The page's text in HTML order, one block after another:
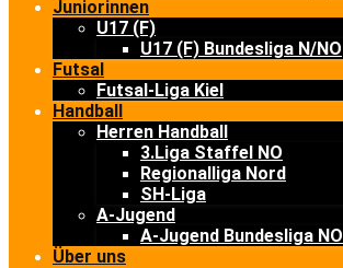
Juniorinnen
U17 (F)
U17 (F) Bundesliga N/NO
Futsal
Futsal-Liga Kiel
Handball
Herren Handball
3.Liga Staffel NO
Regionalliga Nord
SH-Liga
A-Jugend
A-Jugend Bundesliga NO
Über uns